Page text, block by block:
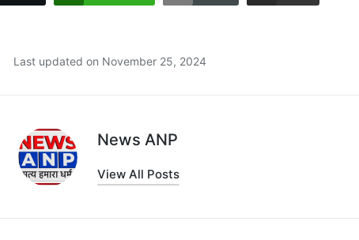
Last updated on November 25, 2024
News ANP
View All Posts